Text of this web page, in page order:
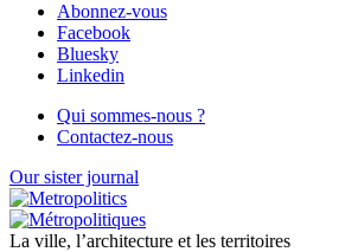
Abonnez-vous
Facebook
Bluesky
Linkedin
Qui sommes-nous ?
Contactez-nous
Our sister journal
La ville, l’architecture et les territoires